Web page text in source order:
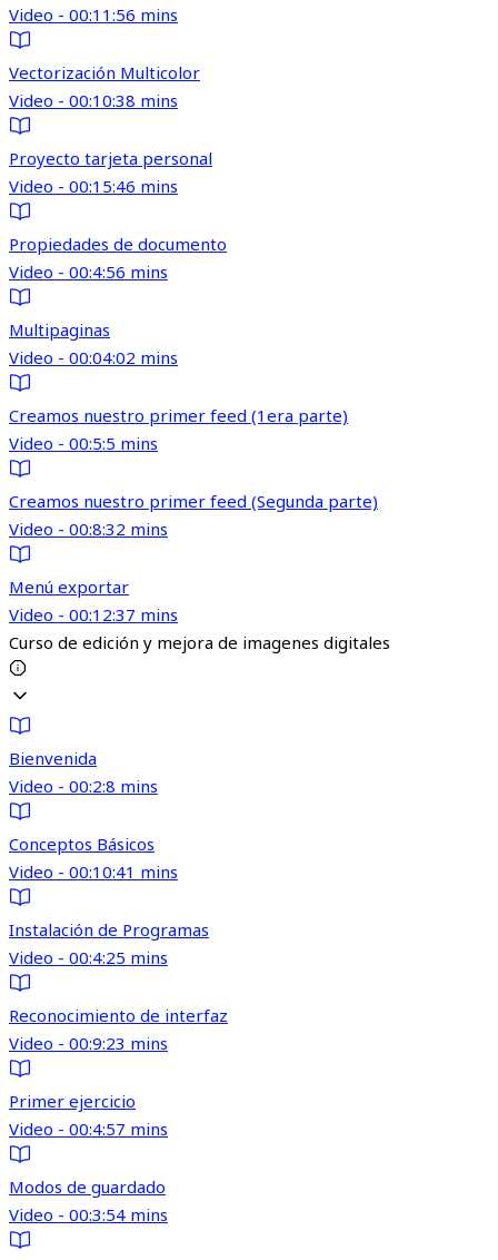
Video - 00:11:56 mins
Vectorización Multicolor
Video - 00:10:38 mins
Proyecto tarjeta personal
Video - 00:15:46 mins
Propiedades de documento
Video - 00:4:56 mins
Multipaginas
Video - 00:04:02 mins
Creamos nuestro primer feed (1era parte)
Video - 00:5:5 mins
Creamos nuestro primer feed (Segunda parte)
Video - 00:8:32 mins
Menú exportar
Video - 00:12:37 mins
Curso de edición y mejora de imagenes digitales
Bienvenida
Video - 00:2:8 mins
Conceptos Básicos
Video - 00:10:41 mins
Instalación de Programas
Video - 00:4:25 mins
Reconocimiento de interfaz
Video - 00:9:23 mins
Primer ejercicio
Video - 00:4:57 mins
Modos de guardado
Video - 00:3:54 mins